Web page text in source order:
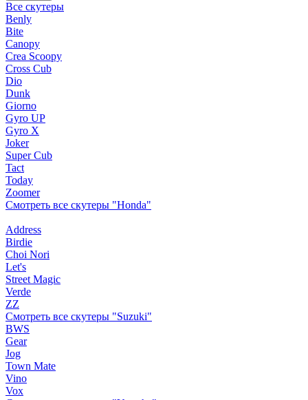
Все скутеры
Benly
Bite
Canopy
Crea Scoopy
Cross Cub
Dio
Dunk
Giorno
Gyro UP
Gyro X
Joker
Super Cub
Tact
Today
Zoomer
Смотреть все скутеры "Honda"
Address
Birdie
Choi Nori
Let's
Street Magic
Verde
ZZ
Смотреть все скутеры "Suzuki"
BWS
Gear
Jog
Town Mate
Vino
Vox